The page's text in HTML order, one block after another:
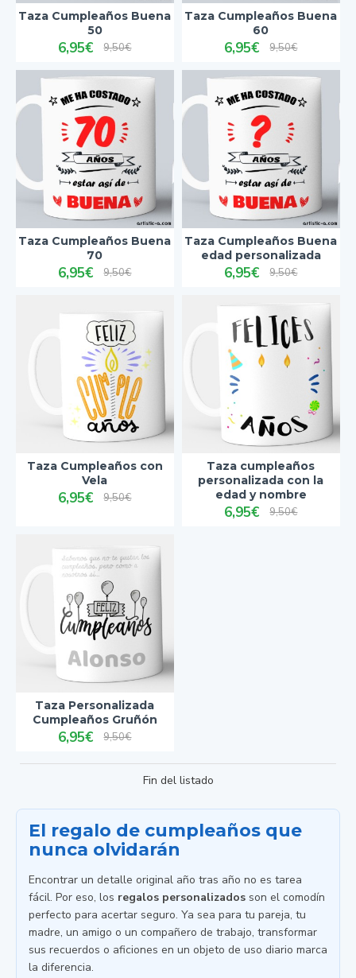
Taza Cumpleaños Buena
50
6,95€ 9,50€
Taza Cumpleaños Buena
60
6,95€ 9,50€
Taza Cumpleaños Buena
70
6,95€ 9,50€
Taza Cumpleaños Buena
edad personalizada
6,95€ 9,50€
Taza Cumpleaños con
Vela
6,95€ 9,50€
Taza cumpleaños
personalizada con la
edad y nombre
6,95€ 9,50€
Taza Personalizada
Cumpleaños Gruñón
6,95€ 9,50€
Fin del listado
El regalo de cumpleaños que
nunca olvidarán
Encontrar un detalle original año tras año no es tarea
fácil. Por eso, los regalos personalizados son el comodín
perfecto para acertar seguro. Ya sea para tu pareja, tu
madre, un amigo o un compañero de trabajo, transformar
sus recuerdos o aficiones en un objeto de uso diario marca
la diferencia.